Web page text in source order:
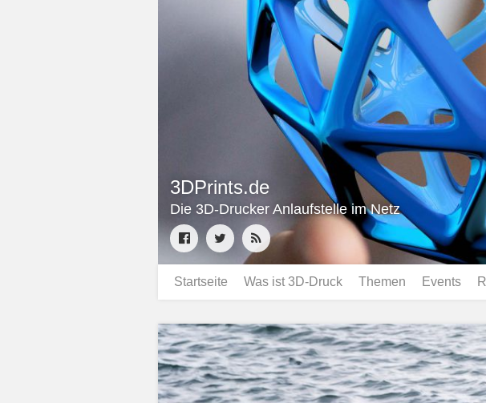
3DPrints.de
Die 3D-Drucker Anlaufstelle im Netz
Startseite Was ist 3D-Druck Themen Events